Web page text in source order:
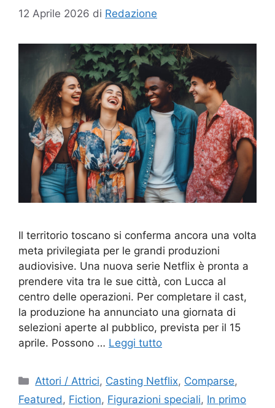
12 Aprile 2026 di Redazione
Il territorio toscano si conferma ancora una volta
meta privilegiata per le grandi produzioni
audiovisive. Una nuova serie Netflix è pronta a
prendere vita tra le sue città, con Lucca al
centro delle operazioni. Per completare il cast,
la produzione ha annunciato una giornata di
selezioni aperte al pubblico, prevista per il 15
aprile. Possono … Leggi tutto
Categorie
Attori / Attrici, Casting Netflix, Comparse,
Featured , Fiction, Figurazioni speciali, In primo